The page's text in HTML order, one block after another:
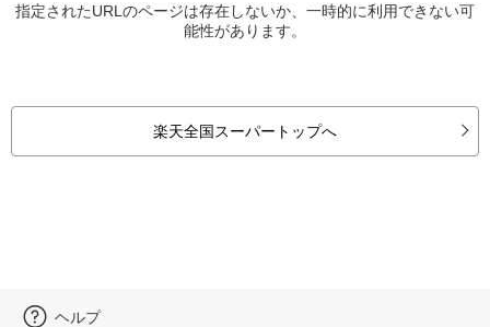
指定されたURLのページは存在しないか、一時的に利用できない可
能性があります。
楽天全国スーパートップへ
ヘルプ